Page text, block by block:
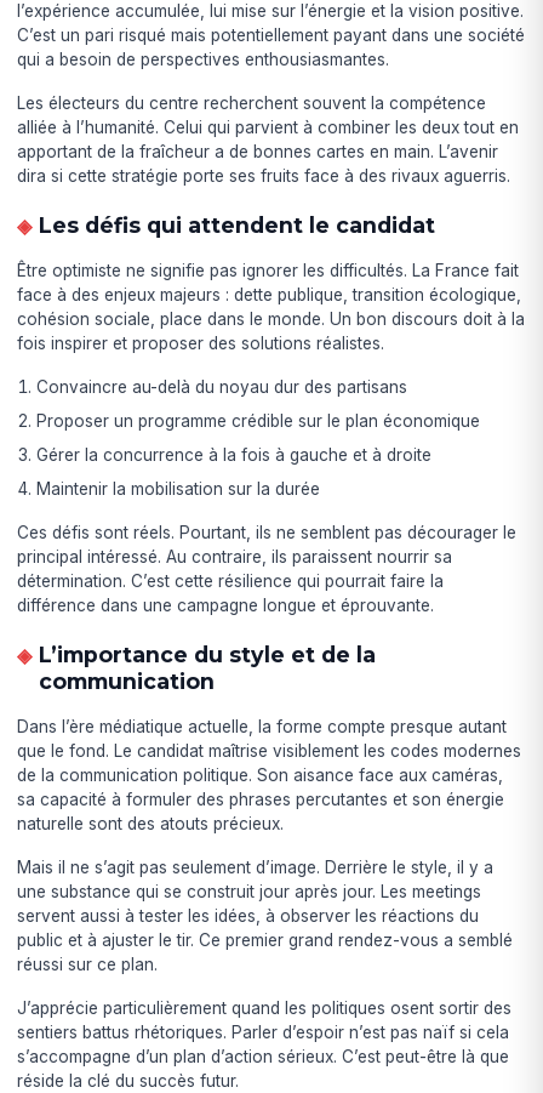
l’expérience accumulée, lui mise sur l’énergie et la vision positive.
C’est un pari risqué mais potentiellement payant dans une société
qui a besoin de perspectives enthousiasmantes.
Les électeurs du centre recherchent souvent la compétence
alliée à l’humanité. Celui qui parvient à combiner les deux tout en
apportant de la fraîcheur a de bonnes cartes en main. L’avenir
dira si cette stratégie porte ses fruits face à des rivaux aguerris.
Les défis qui attendent le candidat
Être optimiste ne signifie pas ignorer les difficultés. La France fait
face à des enjeux majeurs : dette publique, transition écologique,
cohésion sociale, place dans le monde. Un bon discours doit à la
fois inspirer et proposer des solutions réalistes.
Convaincre au-delà du noyau dur des partisans
Proposer un programme crédible sur le plan économique
Gérer la concurrence à la fois à gauche et à droite
Maintenir la mobilisation sur la durée
Ces défis sont réels. Pourtant, ils ne semblent pas décourager le
principal intéressé. Au contraire, ils paraissent nourrir sa
détermination. C’est cette résilience qui pourrait faire la
différence dans une campagne longue et éprouvante.
L’importance du style et de la
communication
Dans l’ère médiatique actuelle, la forme compte presque autant
que le fond. Le candidat maîtrise visiblement les codes modernes
de la communication politique. Son aisance face aux caméras,
sa capacité à formuler des phrases percutantes et son énergie
naturelle sont des atouts précieux.
Mais il ne s’agit pas seulement d’image. Derrière le style, il y a
une substance qui se construit jour après jour. Les meetings
servent aussi à tester les idées, à observer les réactions du
public et à ajuster le tir. Ce premier grand rendez-vous a semblé
réussi sur ce plan.
J’apprécie particulièrement quand les politiques osent sortir des
sentiers battus rhétoriques. Parler d’espoir n’est pas naïf si cela
s’accompagne d’un plan d’action sérieux. C’est peut-être là que
réside la clé du succès futur.